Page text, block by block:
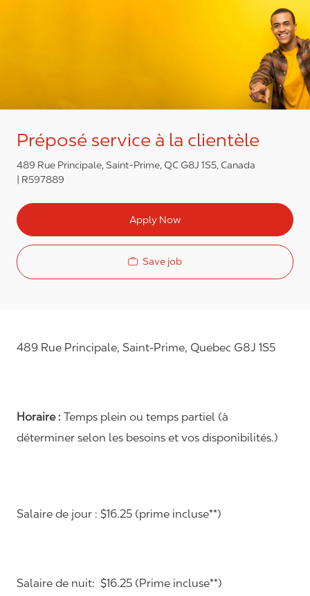
Préposé service à la clientèle
489 Rue Principale, Saint-Prime, QC G8J 1S5, Canada
R597889
Apply Now
Save job
489 Rue Principale, Saint-Prime, Quebec G8J 1S5
Horaire : Temps plein ou temps partiel (à
déterminer selon les besoins et vos disponibilités.)
Salaire de jour : $16.25 (prime incluse**)
Salaire de nuit: $16.25 (Prime incluse**)